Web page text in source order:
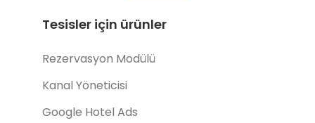
Tesisler için ürünler
Rezervasyon Modülü
Kanal Yöneticisi
Google Hotel Ads